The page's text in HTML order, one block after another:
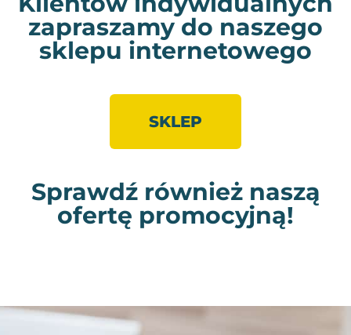
zapraszamy do naszego
sklepu internetowego
SKLEP
Sprawdź również naszą
ofertę promocyjną!